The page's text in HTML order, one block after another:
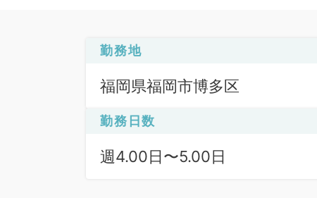
勤務地
福岡県福岡市博多区
勤務日数
週4.00日〜5.00日